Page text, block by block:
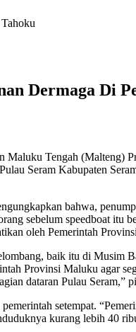
Dermaga Di
Tengah (Malteng)
Seram Kabupaten
bahwa,
sebelum speedboat
oleh Pemerintah
baik itu di Musim
Provinsi Maluku agar
dataran Pulau Seram,”
setempat.
kurang lebih 40